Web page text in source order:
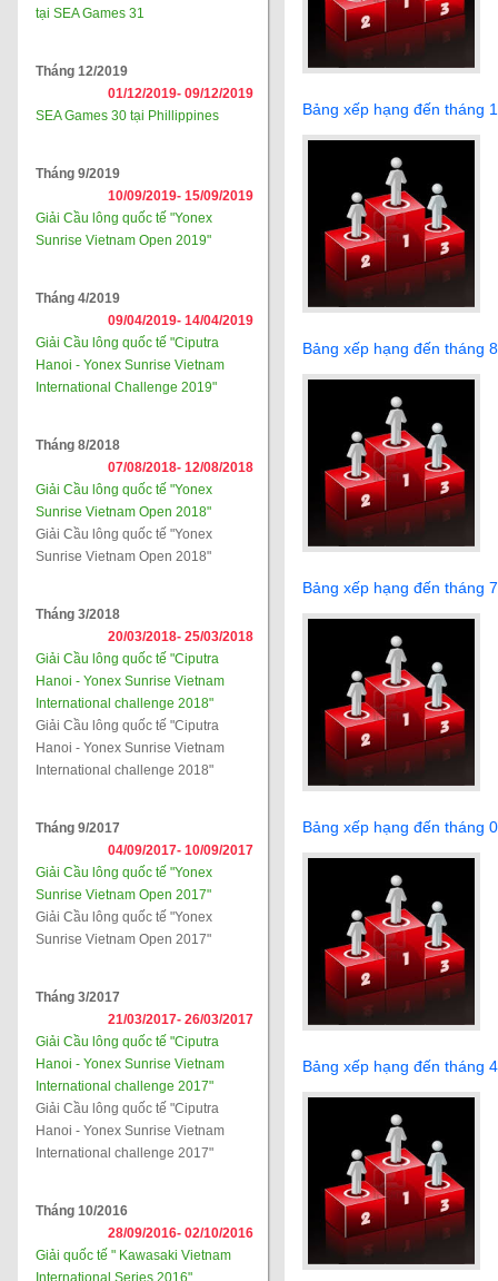
tại SEA Games 31
Tháng 12/2019
01/12/2019- 09/12/2019
SEA Games 30 tại Phillippines
Tháng 9/2019
10/09/2019- 15/09/2019
Giải Cầu lông quốc tế "Yonex
Sunrise Vietnam Open 2019"
Tháng 4/2019
09/04/2019- 14/04/2019
Giải Cầu lông quốc tế "Ciputra
Hanoi - Yonex Sunrise Vietnam
International Challenge 2019"
Tháng 8/2018
07/08/2018- 12/08/2018
Giải Cầu lông quốc tế "Yonex
Sunrise Vietnam Open 2018"
Giải Cầu lông quốc tế "Yonex
Sunrise Vietnam Open 2018"
Tháng 3/2018
20/03/2018- 25/03/2018
Giải Cầu lông quốc tế "Ciputra
Hanoi - Yonex Sunrise Vietnam
International challenge 2018"
Giải Cầu lông quốc tế "Ciputra
Hanoi - Yonex Sunrise Vietnam
International challenge 2018"
Tháng 9/2017
04/09/2017- 10/09/2017
Giải Cầu lông quốc tế "Yonex
Sunrise Vietnam Open 2017"
Giải Cầu lông quốc tế "Yonex
Sunrise Vietnam Open 2017"
Tháng 3/2017
21/03/2017- 26/03/2017
Giải Cầu lông quốc tế "Ciputra
Hanoi - Yonex Sunrise Vietnam
International challenge 2017"
Giải Cầu lông quốc tế "Ciputra
Hanoi - Yonex Sunrise Vietnam
International challenge 2017"
Tháng 10/2016
28/09/2016- 02/10/2016
Giải quốc tế " Kawasaki Vietnam
International Series 2016"
Bảng xếp hạng đến tháng
Bảng xếp hạng đến tháng
Bảng xếp hạng đến tháng
Bảng xếp hạng đến tháng
Bảng xếp hạng đến tháng